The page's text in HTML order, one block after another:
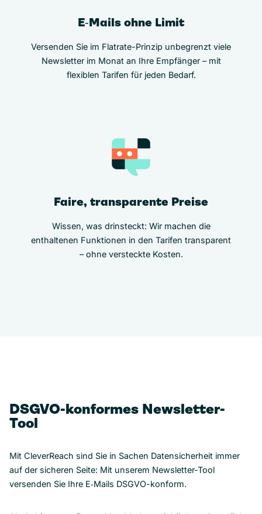
E‑Mails ohne Limit
Versenden Sie im Flatrate-Prinzip unbegrenzt viele
Newsletter im Monat an Ihre Empfänger – mit
flexiblen Tarifen für jeden Bedarf.
Faire, transparente Preise
Wissen, was drinsteckt: Wir machen die
enthaltenen Funktionen in den Tarifen transparent
– ohne versteckte Kosten.
DSGVO-konformes Newsletter-
Tool
Mit CleverReach sind Sie in Sachen Datensicherheit immer
auf der sicheren Seite: Mit unserem Newsletter-Tool
versenden Sie Ihre E‑Mails DSGVO-konform.